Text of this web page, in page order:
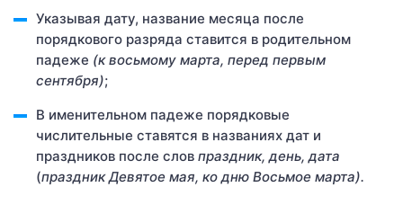
Указывая дату, название месяца после
порядкового разряда ставится в родительном
падеже (к восьмому марта, перед первым
сентября);
В именительном падеже порядковые
числительные ставятся в названиях дат и
праздников после слов праздник, день, дата
(праздник Девятое мая, ко дню Восьмое марта).